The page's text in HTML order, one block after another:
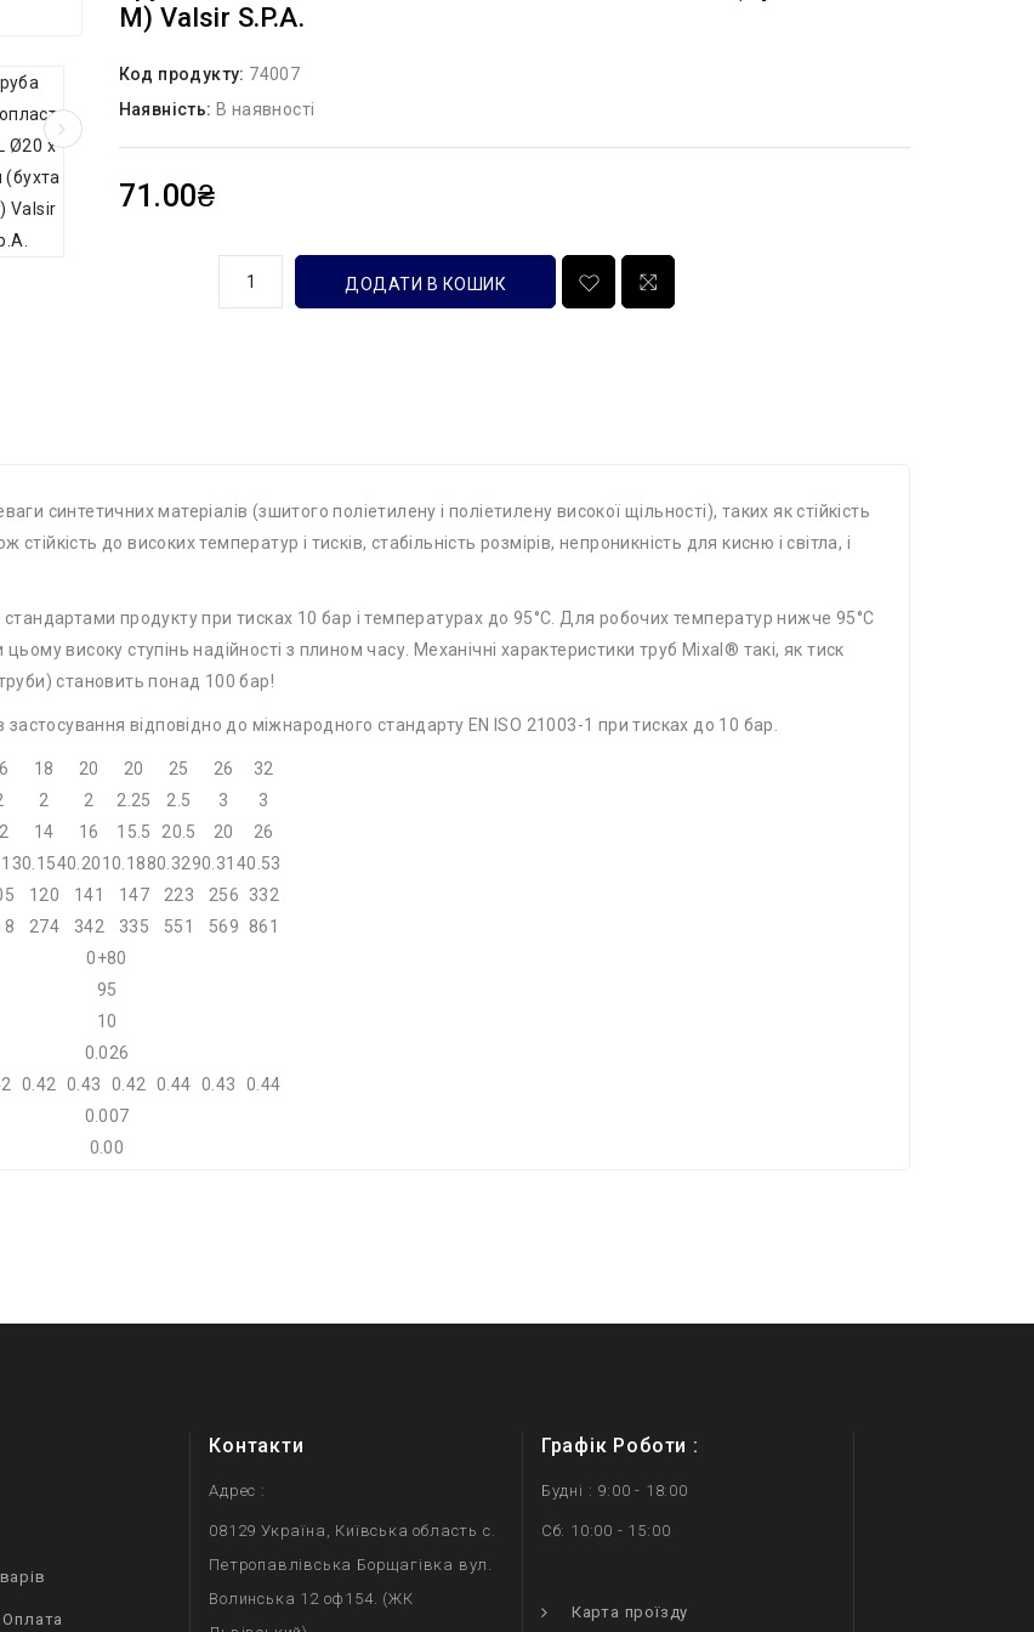
М) Valsir S.p.A.
Код продукту: 74007
Наявність: В наявності
71.00₴
ДОДАТИ В КОШИК
синтетичних матеріалів (зшитого поліетилену і поліетилену високої щільності), таких як стійкість
стійкість до високих температур і тисків, стабільність розмірів, непроникність для кисню і світла, і
продукту при тисках 10 бар і температурах до 95°C. Для робочих температур нижче 95°C
високу ступінь надійності з плином часу. Механічні характеристики труб Mixal® такі, як тиск
становить понад 100 бар!
відповідно до міжнародного стандарту EN ISO 21003-1 при тисках до 10 бар.
18 20 20 25 26
32
2 2 2.25 2.5 3
3
14 16 15.5 20.5 20
26
0.1540.201 0.1880.3290.3140.53
120 141 147 223 256
332
274 342 335 551 569
861
0+80
95
10
0.026
0.42 0.43 0.42 0.44 0.43
0.44
0.007
0.00
Контакти
Адрес :
08129 Україна, Київська область с.
Петропавлівська Борщагівка вул.
Волинська 12 оф154. (ЖК
Графік Роботи :
Будні : 9:00 - 18:00
Сб: 10:00 - 15:00
Карта проїзду